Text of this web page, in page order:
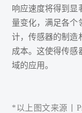
响应速度将得到显
量变化，满足各个
计，传感器的制造
成本。这使得传感
域的应用。
*以上图文来源丨